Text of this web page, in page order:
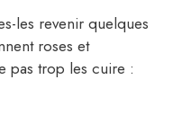
les revenir quelques
roses et
pas trop les cuire :